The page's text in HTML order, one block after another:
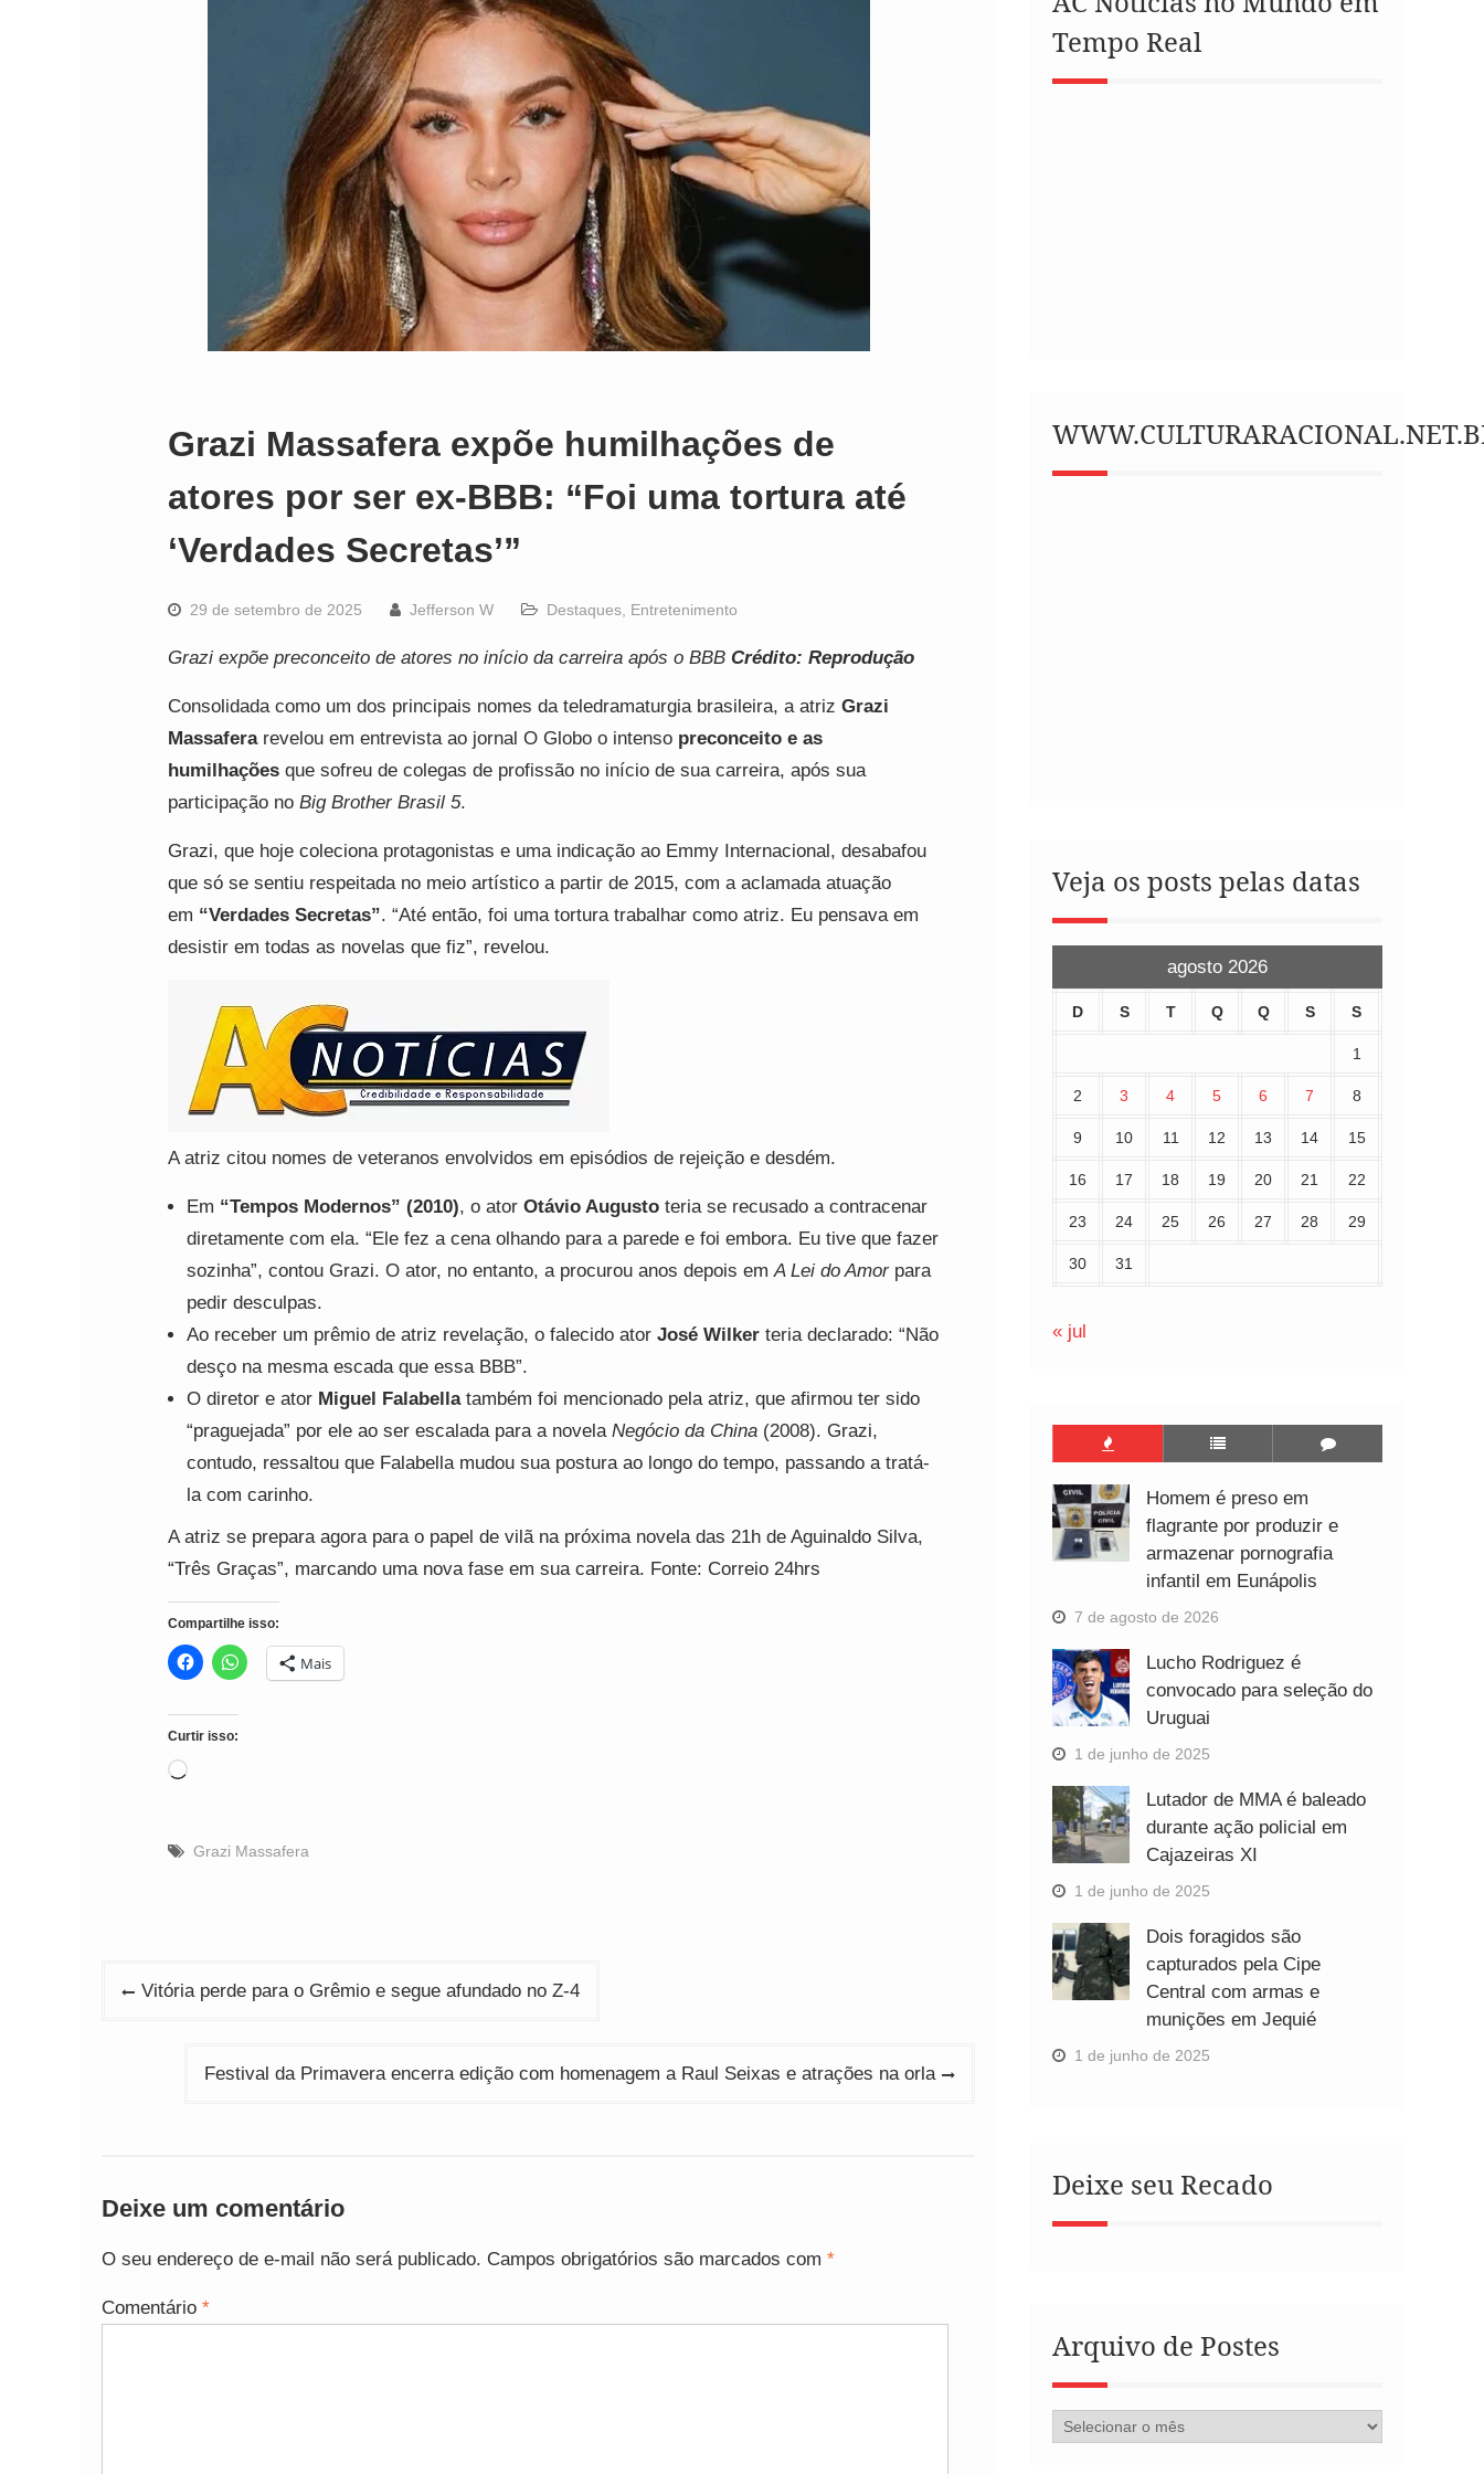
Grazi Massafera expõe humilhações de
atores por ser ex-BBB: “Foi uma tortura até
‘Verdades Secretas’”
29 de setembro de 2025 Jefferson W Destaques Entretenimento
Grazi expõe preconceito de atores no início da carreira após o BBB Crédito: Reprodução
Consolidada como um dos principais nomes da teledramaturgia brasileira, a atriz Grazi
Massaferarevelou em entrevista ao jornal O Globo o intenso preconceito e as
humilhações que sofreu de colegas de profissão no início de sua carreira, após sua
participação no Big Brother Brasil 5.
Grazi, que hoje coleciona protagonistas e uma indicação ao Emmy Internacional, desabafou
que só se sentiu respeitada no meio artístico a partir de 2015, com a aclamada atuação
em “Verdades Secretas”. “Até então, foi uma tortura trabalhar como atriz. Eu pensava em
desistir em todas as novelas que fiz”, revelou.
A atriz citou nomes de veteranos envolvidos em episódios de rejeição e desdém.
Em “Tempos Modernos” (2010), o ator Otávio Augusto teria se recusado a contracenar
diretamente com ela. “Ele fez a cena olhando para a parede e foi embora. Eu tive que fazer
sozinha”, contou Grazi. O ator, no entanto, a procurou anos depois emA Lei do Amorpara
pedir desculpas.
Ao receber um prêmio de atriz revelação, o falecido ator José Wilker teria declarado: “Não
desço na mesma escada que essa BBB”.
O diretor e ator Miguel Falabellatambém foi mencionado pela atriz, que afirmou ter sido
“praguejada” por ele ao ser escalada para a novela Negócio da China (2008). Grazi,
contudo, ressaltou que Falabella mudou sua postura ao longo do tempo, passando a tratá-
la com carinho.
A atriz se prepara agora para o papel de vilã na próxima novela das 21h de Aguinaldo Silva,
“Três Graças”, marcando uma nova fase em sua carreira. Fonte: Correio 24hrs
Compartilhe isso:
Mais
Curtir isso:
Carregando...
Grazi Massafera
Navegação
Vitória perde para o Grêmio e segue afundado no Z-4
Festival da Primavera encerra edição com homenagem a Raul Seixas e atrações na orla
Deixe um comentário
O seu endereço de e-mail não será publicado. Campos obrigatórios são marcados com *
Comentário *
Tempo Real
Veja os posts pelas datas
agosto 2026
D S T Q Q S S
1
2 3 4 5 6 7 8
9 10 11 12 13 14 15
16 17 18 19 20 21 22
23 24 25 26 27 28 29
30 31
« jul
Homem é preso em
flagrante por produzir e
armazenar pornografia
infantil em Eunápolis
7 de agosto de 2026
Lucho Rodriguez é
convocado para seleção do
Uruguai
1 de junho de 2025
Lutador de MMA é baleado
durante ação policial em
Cajazeiras XI
1 de junho de 2025
Dois foragidos são
capturados pela Cipe
Central com armas e
munições em Jequié
1 de junho de 2025
Deixe seu Recado
Arquivo de Postes
Arquivo